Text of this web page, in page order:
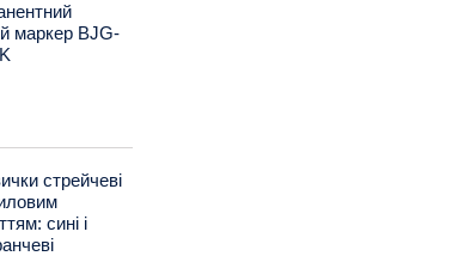
маркер BJG-
стрейчеві
сині і